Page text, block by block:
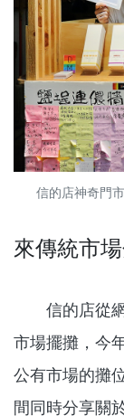
信的店神奇門
來傳統市
信的店從網
市場擺攤，今
公有市場的攤
間同時分享關